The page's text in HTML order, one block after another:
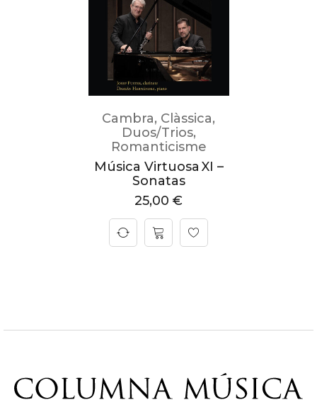
Cambra, Clàssica,
Duos/Trios,
Romanticisme
Música Virtuosa XI –
Sonatas
25,00 €